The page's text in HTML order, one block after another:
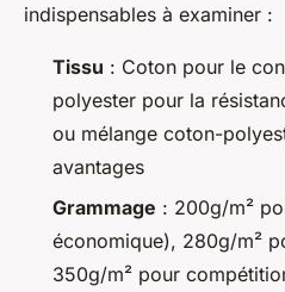
indispensables à examiner :
Tissu : Coton pour le
polyester pour la
ou mélange coton-
avantages
Grammage : 200g/m²
économique), 280g/m²
350g/m² pour